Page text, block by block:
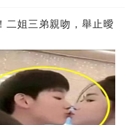
二姐三弟親吻，舉止曖